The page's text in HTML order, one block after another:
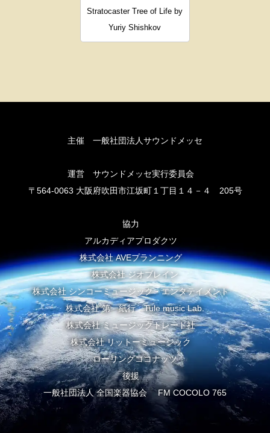
Stratocaster Tree of Life by
Yuriy Shishkov
主催 一般社団法人サウンドメッセ
運営 サウンドメッセ実行委員会
〒564-0063 大阪府吹田市江坂町１丁目１４－４ 205号
協力
アルカディアプロダクツ
株式会社 AVEプランニング
株式会社 ジオブレイン
株式会社 シンコーミュージック・エンタテイメント
株式会社 第一紙行 Tule music Lab.
株式会社 ミュージックトレード社
株式会社 リットーミュージック
ローリングココナッツ
後援
一般社団法人 全国楽器協会 FM COCOLO 765